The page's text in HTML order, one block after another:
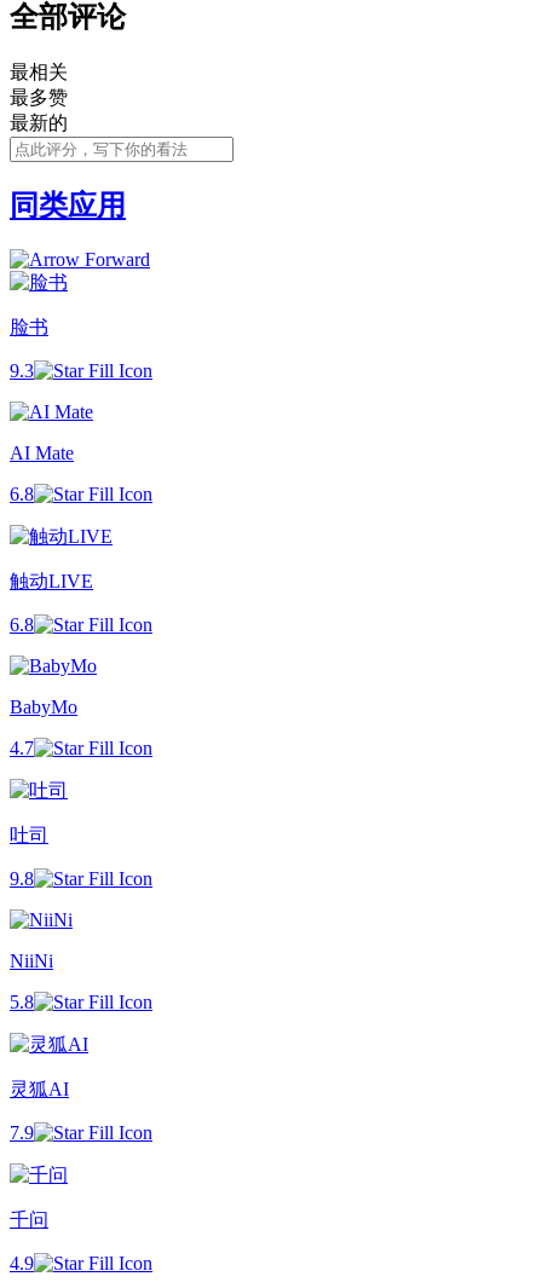
全部评论
最相关
最多赞
最新的
同类应用
脸书
9.3
AI Mate
6.8
触动LIVE
6.8
BabyMo
4.7
吐司
9.8
NiiNi
5.8
灵狐AI
7.9
千问
4.9